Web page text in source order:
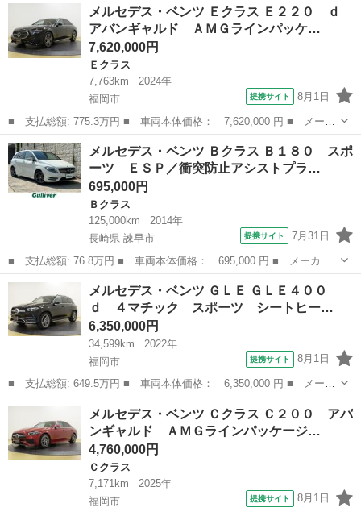
ード名： Ａ２００ｄ セダン ＡＭＧライン 禁煙車 レザーエク
スクルー...
福岡 ベンツ（メルセデス）
メルセデス・ベンツ Ｅクラス Ｅ２２０ ｄ
アバンギャルド ＡＭＧラインパッケ…
7,620,000円
Ｅクラス
7,763km
2024年
福岡市
提携サイト 8月1日
■ 支払総額: 775.3万円 ■ 車両本体価格： 7,620,000 円 ■ メーカ
ー名： メルセデス・ベンツ ■ 車種名： Ｅクラス ■ グレード
名： Ｅ２２０ ｄ アバンギャルド ＡＭＧラインパッケージ デ
ジタルイン...
福岡 福岡市 Ｅクラス
メルセデス・ベンツ Ｂクラス Ｂ１８０ スポ
ーツ ＥＳＰ／衝突防止アシストプラ…
695,000円
Ｂクラス
125,000km
2014年
長崎県 諫早市
提携サイト 7月31日
■ 支払総額: 76.8万円 ■ 車両本体価格： 695,000 円 ■ メーカー
名： メルセデス・ベンツ ■ 車種名： Ｂクラス ■ グレード
名： Ｂ１８０ スポーツ ＥＳＰ／衝突防止アシストプラス／アテ
ンションアシスト...
長崎 Ｂクラス
メルセデス・ベンツ ＧＬＥ ＧＬＥ４００
ｄ ４マチック スポーツ シートヒー…
6,350,000円
34,599km
2022年
福岡市
提携サイト 8月1日
■ 支払総額: 649.5万円 ■ 車両本体価格： 6,350,000 円 ■ メーカ
ー名： メルセデス・ベンツ ■ 車種名： ＧＬＥ ■ グレード
名： ＧＬＥ４００ ｄ ４マチック スポーツ シートヒーター
シートエアコ...
福岡 ベンツ（メルセデス）
メルセデス・ベンツ Ｃクラス Ｃ２００ アバ
ンギャルド ＡＭＧラインパッケージ…
4,760,000円
Ｃクラス
7,171km
2025年
福岡市
提携サイト 8月1日